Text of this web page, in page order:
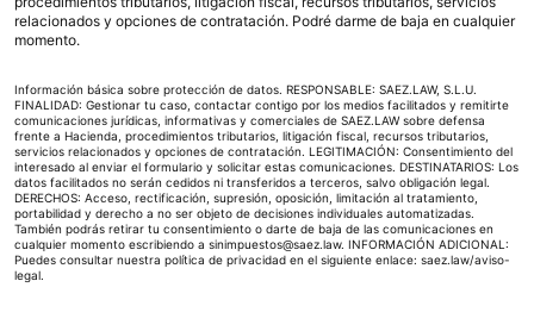
relacionados y opciones de contratación. Podré darme de baja en cualquier
momento.
Información básica sobre protección de datos. RESPONSABLE: SAEZ.LAW, S.L.U.
FINALIDAD: Gestionar tu caso, contactar contigo por los medios facilitados y remitirte
comunicaciones jurídicas, informativas y comerciales de SAEZ.LAW sobre defensa
frente a Hacienda, procedimientos tributarios, litigación fiscal, recursos tributarios,
servicios relacionados y opciones de contratación. LEGITIMACIÓN: Consentimiento del
interesado al enviar el formulario y solicitar estas comunicaciones. DESTINATARIOS: Los
datos facilitados no serán cedidos ni transferidos a terceros, salvo obligación legal.
DERECHOS: Acceso, rectificación, supresión, oposición, limitación al tratamiento,
portabilidad y derecho a no ser objeto de decisiones individuales automatizadas.
También podrás retirar tu consentimiento o darte de baja de las comunicaciones en
cualquier momento escribiendo a sinimpuestos@saez.law. INFORMACIÓN ADICIONAL:
Puedes consultar nuestra política de privacidad en el siguiente enlace: saez.law/aviso-
legal.